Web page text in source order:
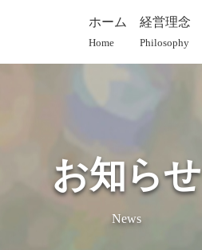
ホーム
Home
経営理念
Philosophy
お知らせ
News